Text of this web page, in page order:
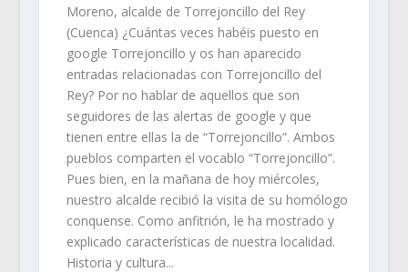
Moreno, alcalde de Torrejoncillo del Rey
(Cuenca) ¿Cuántas veces habéis puesto en
google Torrejoncillo y os han aparecido
entradas relacionadas con Torrejoncillo del
Rey? Por no hablar de aquellos que son
seguidores de las alertas de google y que
tienen entre ellas la de “Torrejoncillo”. Ambos
pueblos comparten el vocablo “Torrejoncillo”.
Pues bien, en la mañana de hoy miércoles,
nuestro alcalde recibió la visita de su homólogo
conquense. Como anfitrión, le ha mostrado y
explicado características de nuestra localidad.
Historia y cultura...